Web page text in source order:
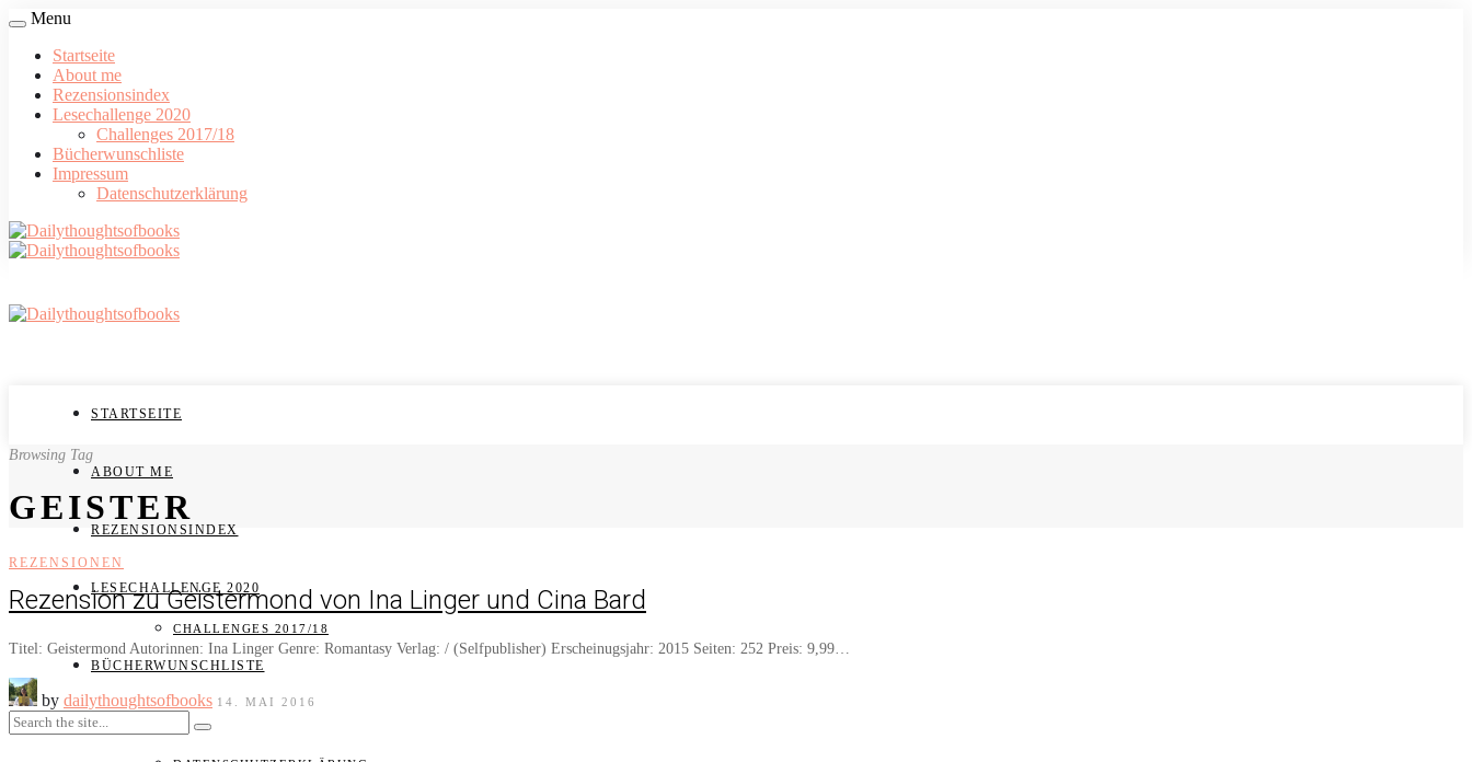
Menu
Startseite
About me
Rezensionsindex
Lesechallenge 2020
Challenges 2017/18
Bücherwunschliste
Impressum
Datenschutzerklärung
STARTSEITE
ABOUT ME
REZENSIONSINDEX
LESECHALLENGE 2020
CHALLENGES 2017/18
BÜCHERWUNSCHLISTE
IMPRESSUM
Browsing Tag
GEISTER
REZENSIONEN
Rezension zu Geistermond von Ina Linger und Cina Bard
Titel: Geistermond Autorinnen: Ina Linger Genre: Romantasy Verlag: / (Selfpublisher) Erscheinugsjahr: 2015 Seiten: 252 Preis: 9,99…
by dailythoughtsofbooks 14. MAI 2016